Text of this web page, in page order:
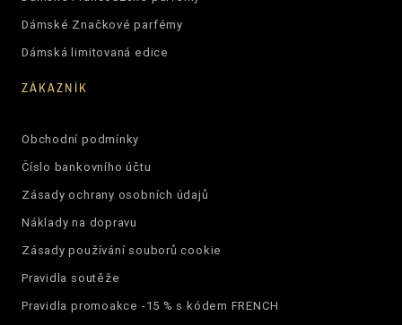
Dámské Značkové parfémy
Dámská limitovaná edice
ZÁKAZNÍK
Obchodní podmínky
Číslo bankovního účtu
Zásady ochrany osobních údajů
Náklady na dopravu
Zásady používání souborů cookie
Pravidla soutěže
Pravidla promoakce -15 % s kódem FRENCH